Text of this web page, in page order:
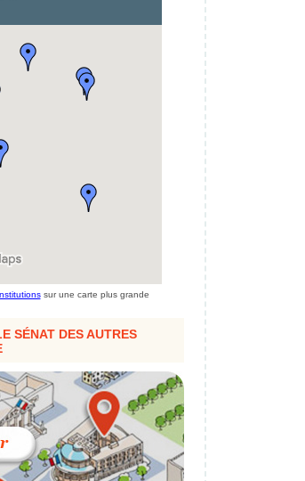
sur une carte plus grande
SÉNAT DES AUTRES